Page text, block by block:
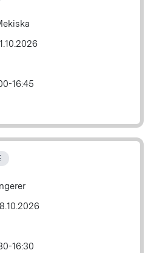
16:45
16:30